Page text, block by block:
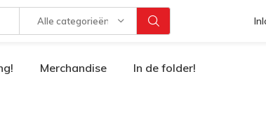
Alle categorieën
Merchandise In de folder!